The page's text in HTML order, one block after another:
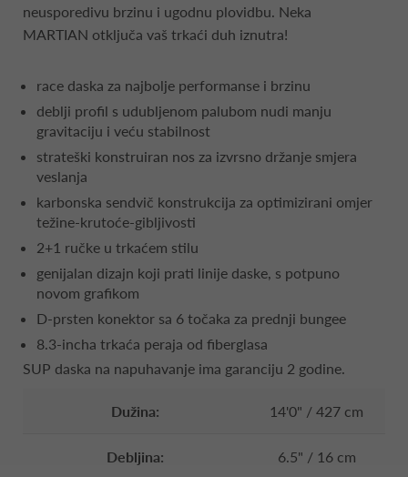
neusporedivu brzinu i ugodnu plovidbu. Neka
MARTIAN otključa vaš trkaći duh iznutra!
race daska za najbolje performanse i brzinu
deblji profil s udubljenom palubom nudi manju
gravitaciju i veću stabilnost
strateški konstruiran nos za izvrsno držanje smjera
veslanja
karbonska sendvič konstrukcija za optimizirani omjer
težine-krutoće-gibljivosti
2+1 ručke u trkaćem stilu
genijalan dizajn koji prati linije daske, s potpuno
novom grafikom
D-prsten konektor sa 6 točaka za prednji bungee
8.3-incha trkaća peraja od fiberglasa
SUP daska na napuhavanje ima garanciju 2 godine.
Dužina: 14'0" / 427 cm
Debljina: 6.5" / 16 cm